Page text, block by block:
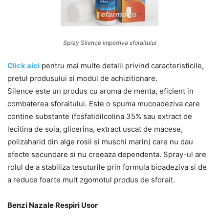
Spray Silence impotriva sforaitului
Click aici pentru mai multe detalii privind caracteristicile,
pretul produsului si modul de achizitionare.
Silence este un produs cu aroma de menta, eficient in
combaterea sforaitului. Este o spuma mucoadeziva care
contine substante (fosfatidilcolina 35% sau extract de
lecitina de soia, glicerina, extract uscat de macese,
polizaharid din alge rosii si muschi marin) care nu dau
efecte secundare si nu creeaza dependenta. Spray-ul are
rolul de a stabiliza tesuturile prin formula bioadeziva si de
a reduce foarte mult zgomotul produs de sforait.
Benzi Nazale Respiri Usor